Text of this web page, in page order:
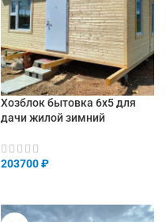
Хозблок бытовка 6х5 для
дачи жилой зимний
203700₽